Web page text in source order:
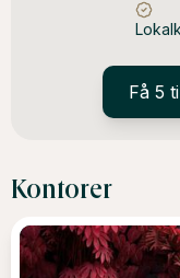
Få 5
Kontorer